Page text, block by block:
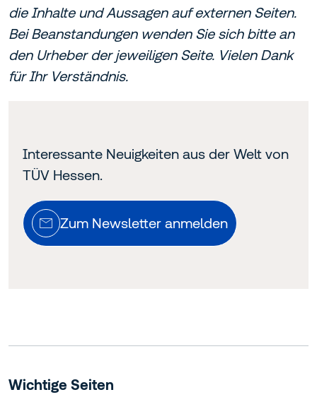
die Inhalte und Aussagen auf externen Seiten.
Bei Beanstandungen wenden Sie sich bitte an
den Urheber der jeweiligen Seite. Vielen Dank
für Ihr Verständnis.
Interessante Neuigkeiten aus der Welt von
TÜV Hessen.
Zum Newsletter anmelden
Wichtige Seiten